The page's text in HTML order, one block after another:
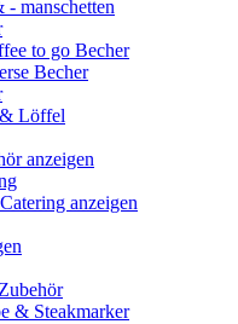
- manschetten
to go Becher
Becher
Löffel
anzeigen
anzeigen
& Steakmarker